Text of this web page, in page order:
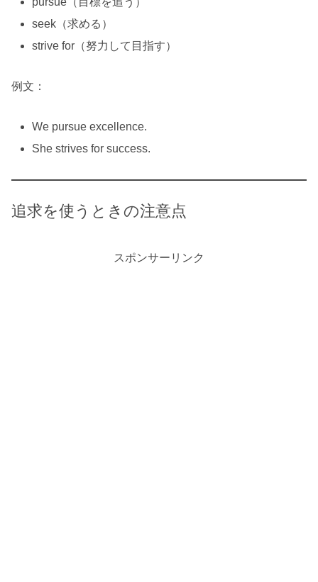
seek（求める）
strive for（努力して目指す）
例文：
We pursue excellence.
She strives for success.
追求を使うときの注意点
スポンサーリンク